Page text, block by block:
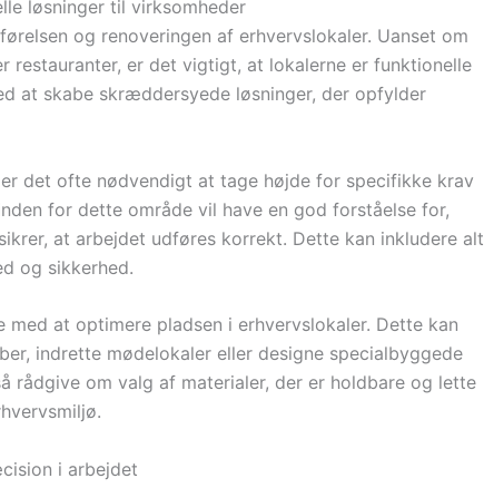
løsninger til virksomheder
og renoveringen af erhvervslokaler. Uanset om
restauranter, er det vigtigt, at lokalerne er funktionelle
at skabe skræddersyede løsninger, der opfylder
det ofte nødvendigt at tage højde for specifikke krav
for dette område vil have en god forståelse for,
at arbejdet udføres korrekt. Dette kan inkludere alt
og sikkerhed.
at optimere pladsen i erhvervslokaler. Dette kan
indrette mødelokaler eller designe specialbyggede
rådgive om valg af materialer, der er holdbare og lette
i arbejdet